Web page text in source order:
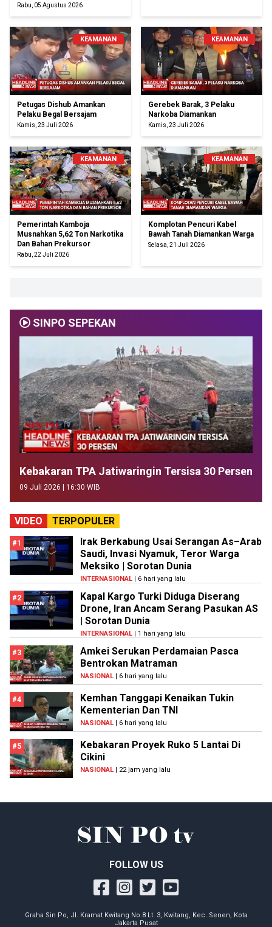
Rabu, 05 Agustus 2026
KEAMANAN
Petugas Dishub Amankan
Pelaku Begal Bersajam
Kamis, 23 Juli 2026
KEAMANAN
Gerebek Barak, 3 Pelaku
Narkoba Diamankan
Kamis, 23 Juli 2026
KEAMANAN
Pemerintah Kamboja
Musnahkan 5,62 Ton Narkotika
Dan Bahan Prekursor
Rabu, 22 Juli 2026
KEAMANAN
Komplotan Pencuri Kabel
Bawah Tanah Diamankan Warga
Selasa, 21 Juli 2026
SINPO SEPEKAN
Kebakaran TPA Jatiwaringin Tersisa 30 Persen
09 Juli 2026 | 16:30 WIB
VIDEO TERPOPULER
#1
Irak Berkabung Usai Serangan As–Arab
Saudi, Invasi Nyamuk, Teror Warga
Meksiko | Sorotan Dunia
INTERNASIONAL | 6 hari yang lalu
#2
Kapal Kargo Turki Diduga Diserang
Drone, Iran Ancam Serang Pasukan AS
| Sorotan Dunia
INTERNASIONAL | 1 hari yang lalu
#3
Amkei Serukan Perdamaian Pasca
Bentrokan Matraman
NASIONAL | 6 hari yang lalu
#4
Kemhan Tanggapi Kenaikan Tukin
Kementerian Dan TNI
NASIONAL | 6 hari yang lalu
#5
Kebakaran Proyek Ruko 5 Lantai Di
Cikini
NASIONAL | 22 jam yang lalu
FOLLOW US
Graha Sin Po, Jl. Kramat Kwitang No.8 Lt. 3, Kwitang, Kec. Senen, Kota
Jakarta Pusat